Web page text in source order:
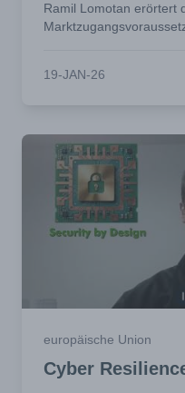
Ramil Lomotan erörtert
19-JAN-26
europäische Union
Cyber